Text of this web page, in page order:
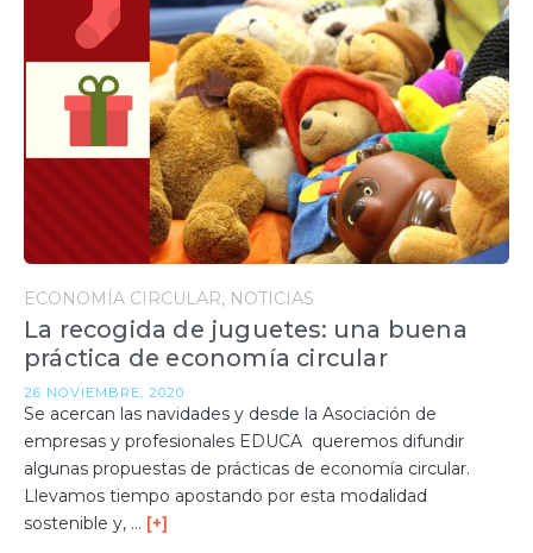
ECONOMÍA CIRCULAR NOTICIAS
La recogida de juguetes: una buena
práctica de economía circular
26 NOVIEMBRE, 2020
Se acercan las navidades y desde la Asociación de
empresas y profesionales EDUCA queremos difundir
algunas propuestas de prácticas de economía circular.
Llevamos tiempo apostando por esta modalidad
sostenible y, … [+]